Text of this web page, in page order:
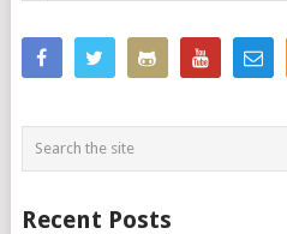
Recent Posts